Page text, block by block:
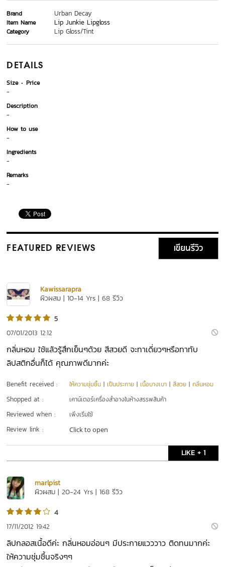
Brand Urban Decay
Item Name Lip Junkie Lipgloss
Category Lip Gloss/Tint
DETAILS
Size
Price
-
Description
-
How to use
-
Ingredients
-
Remarks
-
FEATURED REVIEWS เขียนรีวิว
Kawissarapra
ผิวผสม | 10-14 Yrs | 68 รีวิว
5
07/01/2013 12:12
กลิ่นหอม ใช้แล้วรู้สึกเย็นๆด้วย สีสวยดี จะทาเดี่ยวๆหรือทาทับ
ลิปสติกอื่นก็ได้ คุณภาพดีมากค่ะ
Benefit received : ให้ความชุ่มชื้น |เป็นประกาย |เนื้อบางเบา |สีสวย |กลิ่นหอม
Shopped at : เคาน์เตอร์เครื่องสำอางในห้างสรรพสินค้า
Reviewed when : เพิ่งเริ่มใช้
Review link : Click to open
LIKE + 1
marlpist
ผิวผสม | 20-24 Yrs | 168 รีวิว
4
17/11/2012 19:42
ลิปกลอสเนื้อดีค่ะ กลิ่นหอมอ่อนๆ มีประกายแวววาว ติดทนมากค่ะ
ให้ความชุ่มชื้นจริงๆๆ